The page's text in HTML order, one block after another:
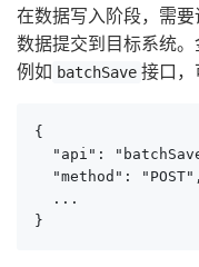
在数据写入阶段，需
数据提交到目标系统。
例如 batchSave 接口，
{
"api":
  "method": "POST",
  ...
}